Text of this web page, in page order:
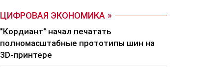
ЦИФРОВАЯ ЭКОНОМИКА
"Кордиант" начал печатать
полномасштабные прототипы шин на
3D-принтере